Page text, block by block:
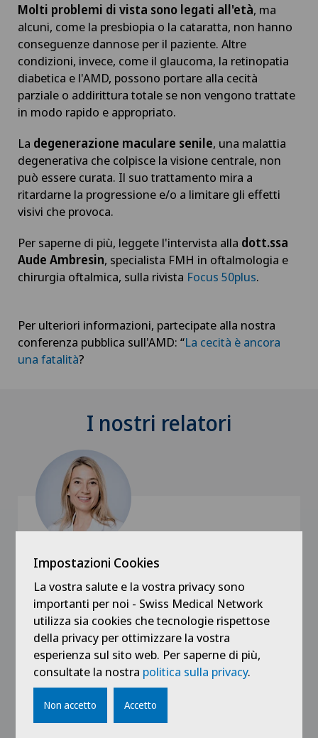
Molti problemi di vista sono legati all'età, ma
alcuni, come la presbiopia o la cataratta, non hanno
conseguenze dannose per il paziente. Altre
condizioni, invece, come il glaucoma, la retinopatia
diabetica e l'AMD, possono portare alla cecità
parziale o addirittura totale se non vengono trattate
in modo rapido e appropriato.
La degenerazione maculare senile, una malattia
degenerativa che colpisce la visione centrale, non
può essere curata. Il suo trattamento mira a
ritardarne la progressione e/o a limitare gli effetti
visivi che provoca.
Per saperne di più, leggete l'intervista alla dott.ssa
Aude Ambresin, specialista FMH in oftalmologia e
chirurgia oftalmica, sulla rivista Focus 50plus.
Per ulteriori informazioni, partecipate alla nostra
conferenza pubblica sull'AMD: “La cecità è ancora
una fatalità?
I nostri relatori
Swiss Visio
PD Dr. med. Aude Ambresin
Specializzazione
Oftalmologia (oculistica),
Retina,
Malattie della retina e maculopatie,
Vedi altro
Impostazioni Cookies
La vostra salute e la vostra privacy sono
importanti per noi - Swiss Medical Network
utilizza sia cookies che tecnologie rispettose
della privacy per ottimizzare la vostra
esperienza sul sito web. Per saperne di più,
consultate la nostra politica sulla privacy.
Non accetto Accetto